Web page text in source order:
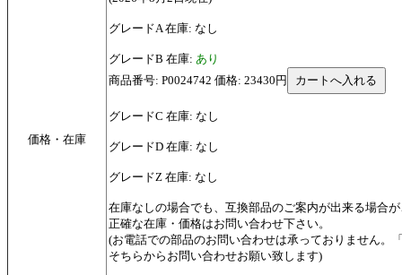
価格・在庫
グレードA 在庫: なし
グレードB 在庫: あり
商品番号: P0024742 価格: 23430円
グレードC 在庫: なし
グレードD 在庫: なし
グレードZ 在庫: なし
在庫なしの場合でも、互換部品のご案内が出来る場合
正確な在庫・価格はお問い合わせ下さい。
(お電話での部品のお問い合わせは承っておりません。
そちらからお問い合わせお願い致します)